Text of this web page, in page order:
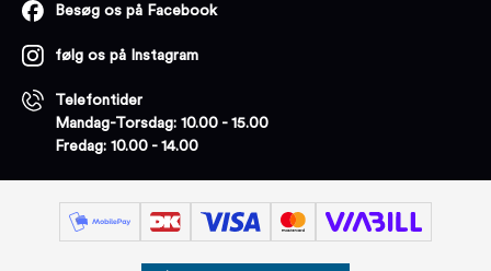
Besøg os på Facebook
følg os på Instagram
Telefontider
Mandag-Torsdag: 10.00 - 15.00
Fredag: 10.00 - 14.00